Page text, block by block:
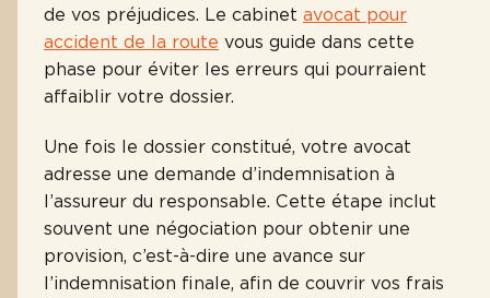
de vos préjudices. Le cabinet avocat pour
accident de la route vous guide dans cette
phase pour éviter les erreurs qui pourraient
affaiblir votre dossier.
Une fois le dossier constitué, votre avocat
adresse une demande d’indemnisation à
l’assureur du responsable. Cette étape inclut
souvent une négociation pour obtenir une
provision, c’est-à-dire une avance sur
l’indemnisation finale, afin de couvrir vos frais